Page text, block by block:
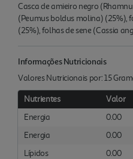
Casca de amieiro negro
(Peumus boldus molina) (25%),
(25%), folhas de sene (Cassia
Informações Nutricionais
Valores Nutricionais por: 15
Nutrientes Valor
Energia
0.00
Energia
0.00
Lípidos
0.00